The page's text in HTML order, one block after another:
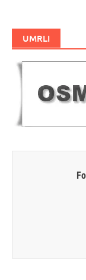
UMRLI